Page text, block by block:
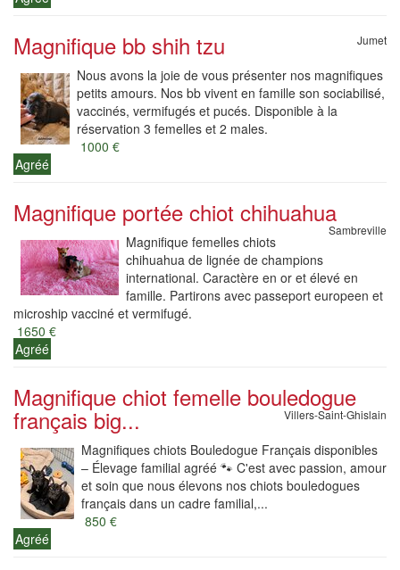
Magnifique bb shih tzu Jumet
Nous avons la joie de vous présenter nos magnifiques
petits amours. Nos bb vivent en famille son sociabilisé,
vaccinés, vermifugés et pucés. Disponible à la
réservation 3 femelles et 2 males.
1000 €
Agréé
Magnifique portée chiot chihuahua
Sambreville
Magnifique femelles chiots
chihuahua de lignée de champions
international. Caractère en or et élevé en
famille. Partirons avec passeport europeen et
microship vacciné et vermifugé.
1650 €
Agréé
Magnifique chiot femelle bouledogue
français big... Villers-Saint-Ghislain
Magnifiques chiots Bouledogue Français disponibles
– Élevage familial agréé 🐾 C'est avec passion, amour
et soin que nous élevons nos chiots bouledogues
français dans un cadre familial,...
850 €
Agréé